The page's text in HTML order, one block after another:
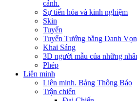
cảnh.
Sự tiến hóa và kinh nghiệm
Skin
Tuyển
Tuyển Tướng bằng Danh
Khai Sáng
3D người mẫu của những
Phép
Liên minh
Liên minh. Bảng Thông Báo
Trận chiến